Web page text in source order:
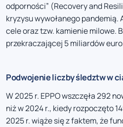
odporności” (Recovery and
kryzysu wywołanego
cele oraz tzw. kamienie milowe.
przekraczającej 5 miliardów
Podwojenie liczby śledztw w
W 2025 r. EPPO wszczęła 292
niż w 2024 r., kiedy rozpoczęto
2025 r. wiąże się z faktem, że